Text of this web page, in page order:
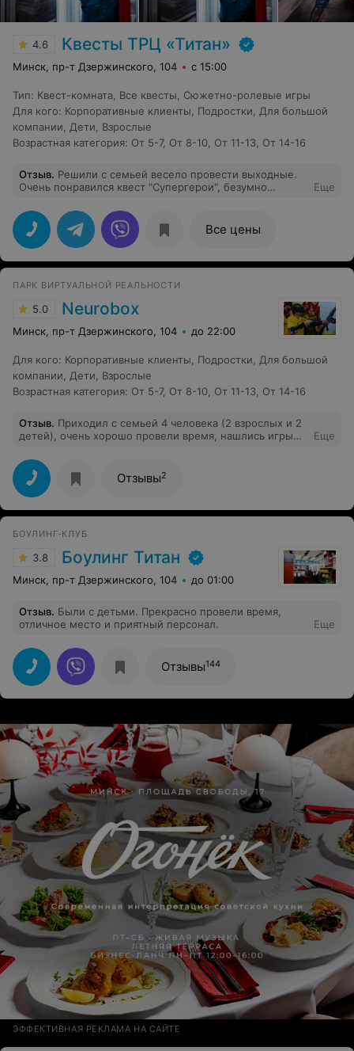
4.6 Квесты ТРЦ «Титан»
Минск, пр-т Дзержинского, 104 с 15:00
Тип: Квест-комната Все квесты
Сюжетно-ролевые игры
Для кого: Корпоративные клиенты Подростки
Для большой
компании
Дети
Взрослые
Возрастная категория: От 5-7, От 8-10 От 11-13 От 14-16
Отзыв. Решили с семьей весело провести выходные.
Очень понравился квест "Супергерои", безумно
вежливость и тактичность. Рекомендую)
Еще
Все цены
ПАРК ВИРТУАЛЬНОЙ РЕАЛЬНОСТИ
5.0 Neurobox
Минск, пр-т Дзержинского, 104 до 22:00
Для кого: Корпоративные клиенты Подростки
Для большой
компании
Дети
Взрослые
Возрастная категория: От 5-7, От 8-10 От 11-13 От 14-16
Отзыв. Приходил с семьей 4 человека (2 взрослых и 2
детей), очень хорошо провели время, нашлись игры
очень понравились Смешарики. Из плюсов отмечу
персонал - сразу все объяснили и показали что к чему,
а также запустили пробную бесплатную игру. Парк
очень большой, планирую провести день рождения
старшего именно у вас! Из минусов: очень много
Еще
Отзывы2
БОУЛИНГ-КЛУБ
3.8 Боулинг Титан
Минск, пр-т Дзержинского, 104 до 01:00
Отзыв. Были с детьми. Прекрасно провели время,
отличное место и приятный персонал.
Еще
Отзывы144
ЭФФЕКТИВНАЯ РЕКЛАМА НА САЙТЕ